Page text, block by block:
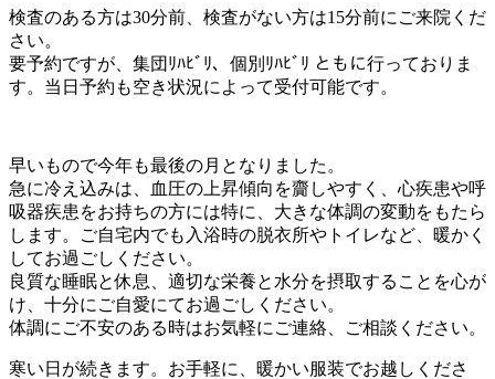
検査のある方は30分前、検査がない方は15分前にご来院くだ
さい。
要予約ですが、集団ﾘﾊﾋﾞﾘ、個別ﾘﾊﾋﾞﾘ ともに行っておりま
す。当日予約も空き状況によって受付可能です。
早いもので今年も最後の月となりました。
急に冷え込みは、血圧の上昇傾向を齎しやすく、心疾患や呼
吸器疾患をお持ちの方には特に、大きな体調の変動をもたら
します。ご自宅内でも入浴時の脱衣所やトイレなど、暖かく
してお過ごしください。
良質な睡眠と休息、適切な栄養と水分を摂取することを心が
け、十分にご自愛にてお過ごしください。
体調にご不安のある時はお気軽にご連絡、ご相談ください。
寒い日が続きます。お手軽に、暖かい服装でお越しくださ